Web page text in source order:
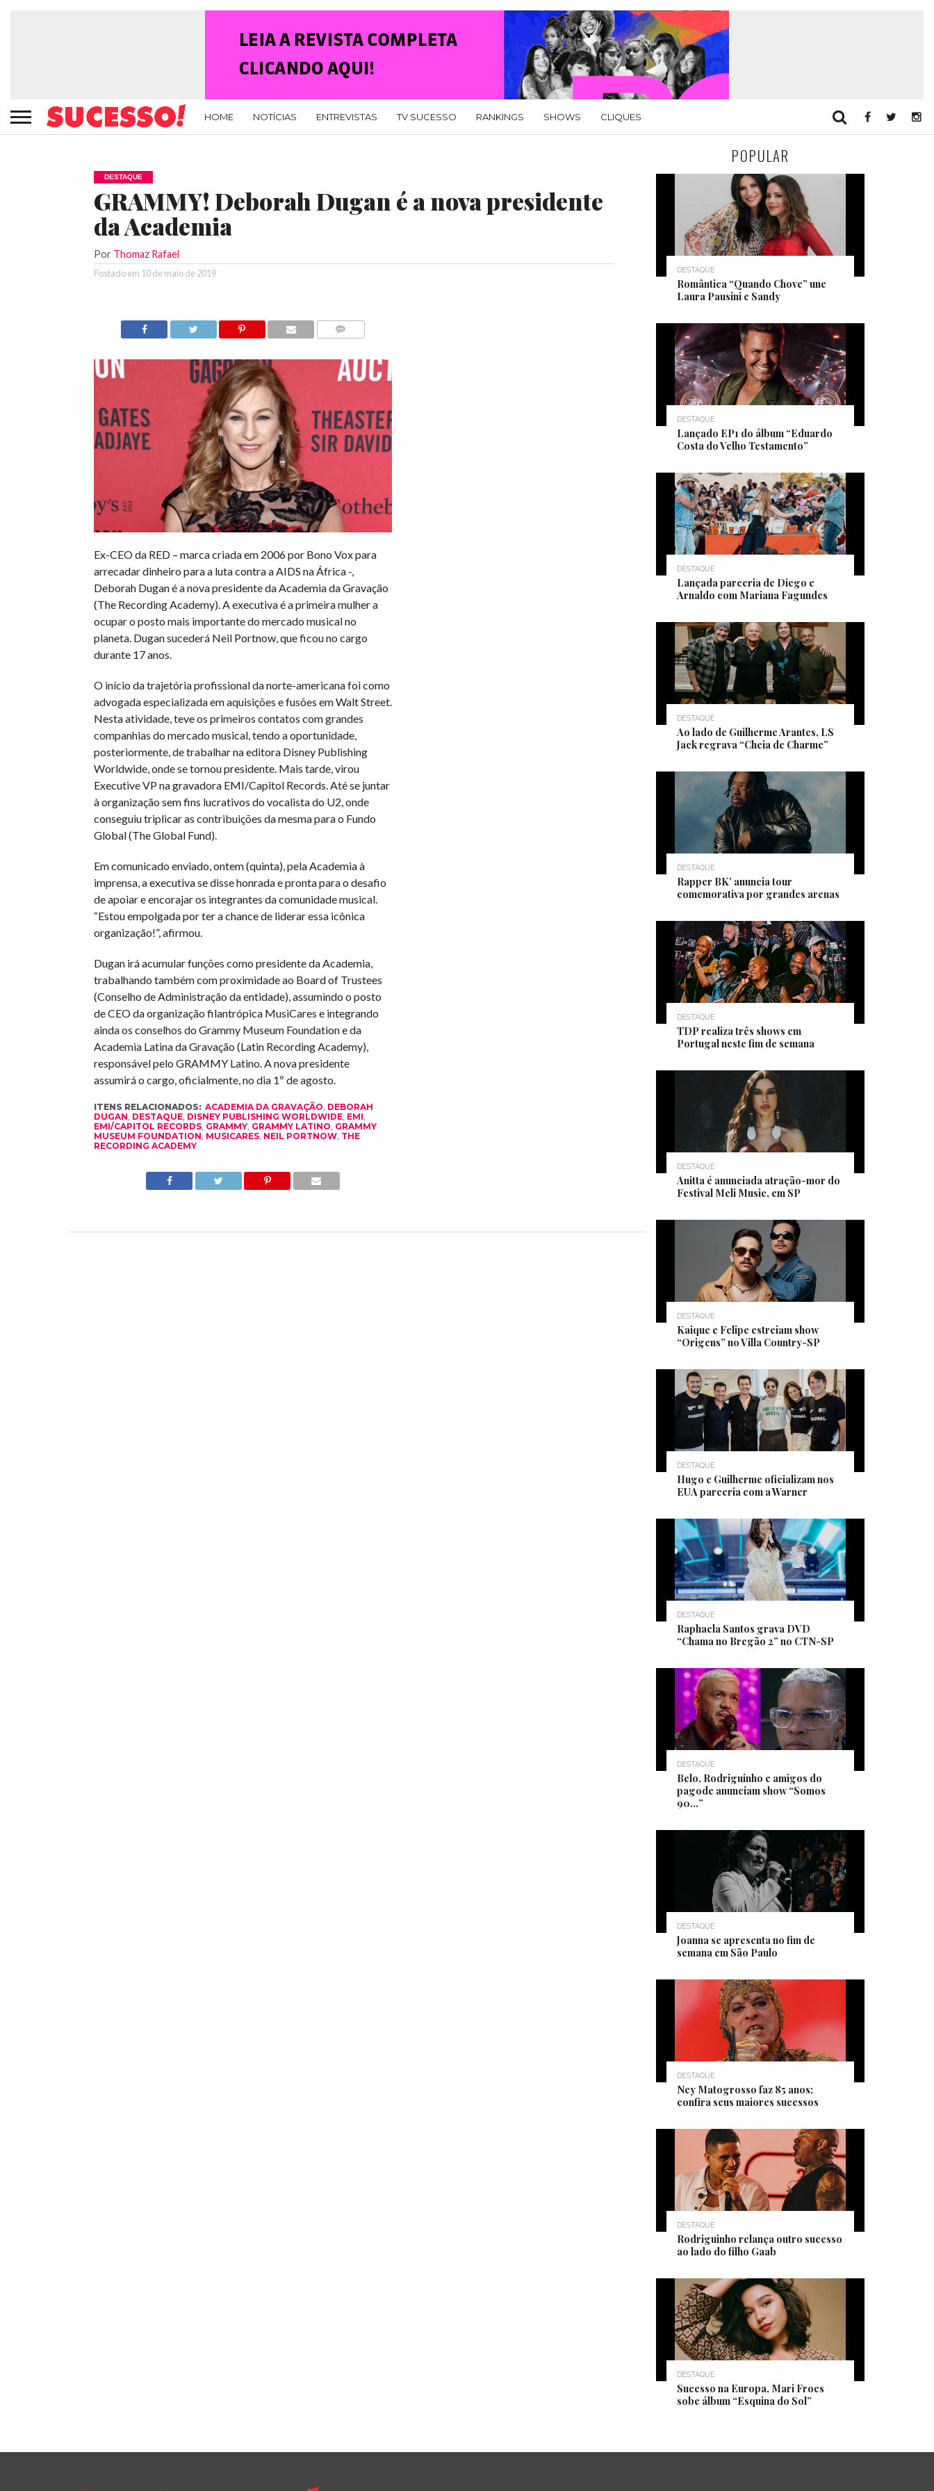
HOME NOTÍCIAS ENTREVISTAS TV SUCESSO RANKINGS SHOWS CLIQUES
DESTAQUE
GRAMMY! Deborah Dugan é a nova presidente
da Academia
Por Thomaz Rafael
Postado em 10 de maio de 2019
Ex-CEO da RED – marca criada em 2006 por Bono Vox para
arrecadar dinheiro para a luta contra a AIDS na África -,
Deborah Dugan é a nova presidente da Academia da Gravação
(The Recording Academy). A executiva é a primeira mulher a
ocupar o posto mais importante do mercado musical no
planeta. Dugan sucederá Neil Portnow, que ficou no cargo
durante 17 anos.
O início da trajetória profissional da norte-americana foi como
advogada especializada em aquisições e fusões em Walt Street.
Nesta atividade, teve os primeiros contatos com grandes
companhias do mercado musical, tendo a oportunidade,
posteriormente, de trabalhar na editora Disney Publishing
Worldwide, onde se tornou presidente. Mais tarde, virou
Executive VP na gravadora EMI/Capitol Records. Até se juntar
à organização sem fins lucrativos do vocalista do U2, onde
conseguiu triplicar as contribuições da mesma para o Fundo
Global (The Global Fund).
Em comunicado enviado, ontem (quinta), pela Academia à
imprensa, a executiva se disse honrada e pronta para o desafio
de apoiar e encorajar os integrantes da comunidade musical.
“Estou empolgada por ter a chance de liderar essa icônica
organização!”, afirmou.
Dugan irá acumular funções como presidente da Academia,
trabalhando também com proximidade ao Board of Trustees
(Conselho de Administração da entidade), assumindo o posto
de CEO da organização filantrópica MusiCares e integrando
ainda os conselhos do Grammy Museum Foundation e da
Academia Latina da Gravação (Latin Recording Academy),
responsável pelo GRAMMY Latino. A nova presidente
assumirá o cargo, oficialmente, no dia 1º de agosto.
ITENS RELACIONADOS: ACADEMIA DA GRAVAÇÃO, DEBORAH
DUGAN, DESTAQUE, DISNEY PUBLISHING WORLDWIDE, EMI,
EMI/CAPITOL RECORDS, GRAMMY, GRAMMY LATINO, GRAMMY
MUSEUM FOUNDATION, MUSICARES, NEIL PORTNOW, THE
RECORDING ACADEMY
POPULAR
DESTAQUE
Romântica “Quando Chove” une
Laura Pausini e Sandy
DESTAQUE
Lançado EP1 do álbum “Eduardo
Costa do Velho Testamento”
DESTAQUE
Lançada parceria de Diego e
Arnaldo com Mariana Fagundes
DESTAQUE
Ao lado de Guilherme Arantes, LS
Jack regrava “Cheia de Charme”
DESTAQUE
Rapper BK’ anuncia tour
comemorativa por grandes arenas
DESTAQUE
TDP realiza três shows em
Portugal neste fim de semana
DESTAQUE
Anitta é anunciada atração-mor do
Festival Meli Music, em SP
DESTAQUE
Kaique e Felipe estreiam show
“Origens” no Villa Country-SP
DESTAQUE
Hugo e Guilherme oficializam nos
EUA parceria com a Warner
DESTAQUE
Raphaela Santos grava DVD
“Chama no Bregão 2” no CTN-SP
DESTAQUE
Belo, Rodriguinho e amigos do
pagode anunciam show “Somos
90…”
DESTAQUE
Joanna se apresenta no fim de
semana em São Paulo
DESTAQUE
Ney Matogrosso faz 85 anos;
confira seus maiores sucessos
DESTAQUE
Rodriguinho relança outro sucesso
ao lado do filho Gaab
DESTAQUE
Sucesso na Europa, Mari Froes
sobe álbum “Esquina do Sol”